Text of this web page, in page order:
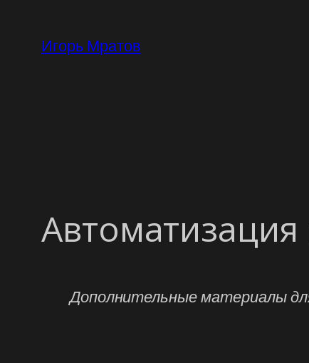
содержимому
Игорь Мратов
Автоматизация
Дополнительные материалы